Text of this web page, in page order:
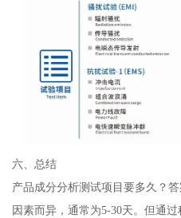
六、总结
产品成分分析测试项目要多久？
因素而异，通常为5-30天。但通